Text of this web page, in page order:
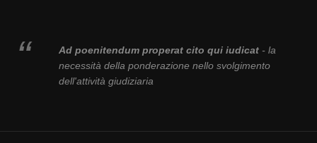
Ad poenitendum properat cito qui iudicat- la
necessità della ponderazione nello svolgimento
dell'attività giudiziaria